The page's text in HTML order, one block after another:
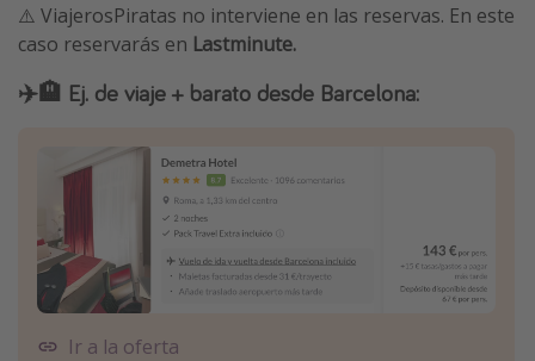
⚠️ ViajerosPiratas no interviene en las reservas. En este
caso reservarás en Lastminute.
✈️🏨 Ej. de viaje + barato desde Barcelona:
Ir a la oferta